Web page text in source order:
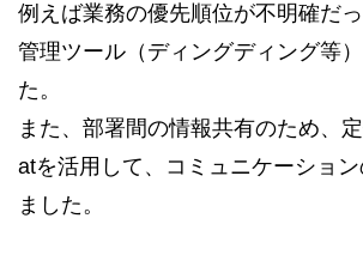
例えば業務の優先順位が不明確だ
管理ツール（ディングディング等
た。
また、部署間の情報共有のため、
atを活用して、コミュニケーショ
ました。